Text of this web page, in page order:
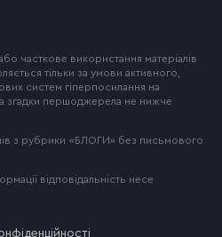
часткове використання матеріалів
тільки за умови активного,
систем гіперпосилання на
згадки першоджерела не нижче
з рубрики «БЛОГИ» без письмового
відповідальність несе